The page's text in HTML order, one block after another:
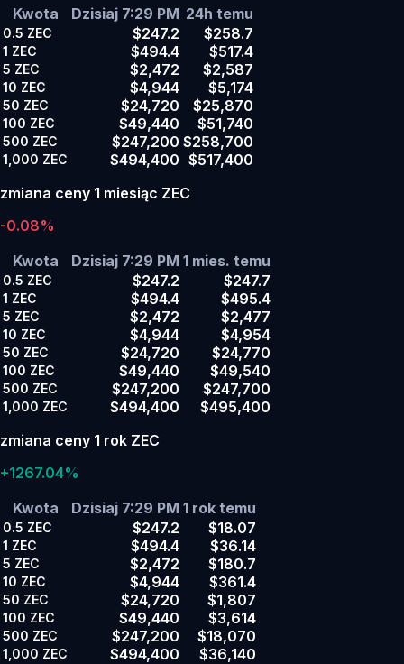
Kwota
Dzisiaj 7:29 PM 24h temu
0.5 ZEC $247.2 $258.7
1 ZEC $494.4 $517.4
5 ZEC $2,472 $2,587
10 ZEC $4,944 $5,174
50 ZEC $24,720 $25,870
100 ZEC $49,440 $51,740
500 ZEC $247,200 $258,700
1,000 ZEC $494,400 $517,400
zmiana ceny 1 miesiąc ZEC
-0.08%
Kwota
Dzisiaj 7:29 PM 1 mies. temu
0.5 ZEC $247.2 $247.7
1 ZEC $494.4 $495.4
5 ZEC $2,472 $2,477
10 ZEC $4,944 $4,954
50 ZEC $24,720 $24,770
100 ZEC $49,440 $49,540
500 ZEC $247,200 $247,700
1,000 ZEC $494,400
$495,400
zmiana ceny 1 rok ZEC
+1267.04%
Kwota
Dzisiaj 7:29 PM 1 rok temu
0.5 ZEC $247.2 $18.07
1 ZEC $494.4 $36.14
5 ZEC $2,472 $180.7
10 ZEC $4,944 $361.4
50 ZEC $24,720 $1,807
100 ZEC $49,440 $3,614
500 ZEC $247,200 $18,070
1,000 ZEC $494,400
$36,140